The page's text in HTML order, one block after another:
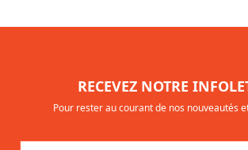
RECEVEZ NOTRE
Pour rester au courant de nos nouveautés